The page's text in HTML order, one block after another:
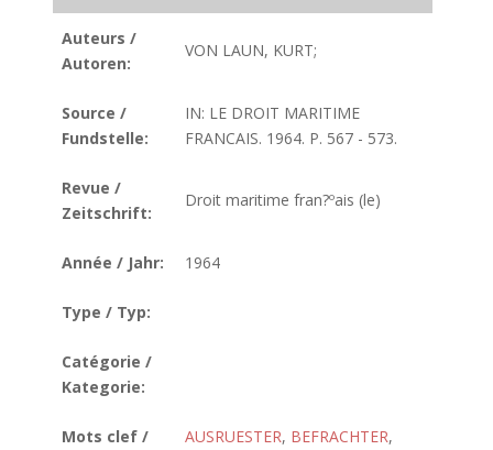
Auteurs /
Autoren:
VON LAUN, KURT;
Source /
Fundstelle:
IN: LE DROIT MARITIME
FRANCAIS. 1964. P. 567 - 573.
Revue /
Zeitschrift:
Droit maritime fran?ºais (le)
Année / Jahr: 1964
Type / Typ:
Catégorie /
Kategorie:
Mots clef /
AUSRUESTER, BEFRACHTER,